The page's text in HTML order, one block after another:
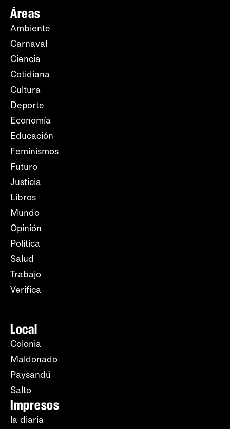
Áreas
Ambiente
Carnaval
Ciencia
Cotidiana
Cultura
Deporte
Economía
Educación
Feminismos
Futuro
Justicia
Libros
Mundo
Opinión
Política
Salud
Trabajo
Verifica
Local
Colonia
Maldonado
Paysandú
Salto
Impresos
la diaria